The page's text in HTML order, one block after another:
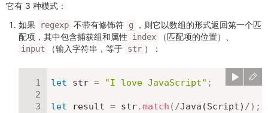
它有 3 种模式：
如果
regexp 不带有修饰符 g
，则它以数组的形式返回第一个匹
配项，其中包含捕获组和属性
index （匹配项的位置）、
input （输入字符串，等于 str ）：
let str = "I love JavaScript" ;
let result = str.match (/Java(Script) /) ;